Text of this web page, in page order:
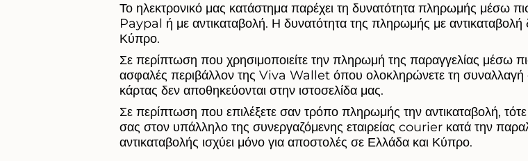
Το ηλεκτρονικό μας κατάστημα παρέχει τη δυνατότητα πληρωμής μέσω
Paypal ή με αντικαταβολή. Η δυνατότητα της πληρωμής με αντικαταβολή
Κύπρο.
Σε περίπτωση που χρησιμοποιείτε την πληρωμή της παραγγελίας μέσω
ασφαλές περιβάλλον της Viva Wallet όπου ολοκληρώνετε τη συναλλαγή
κάρτας δεν αποθηκεύονται στην ιστοσελίδα μας.
Σε περίπτωση που επιλέξετε σαν τρόπο πληρωμής την αντικαταβολή,
σας στον υπάλληλο της συνεργαζόμενης εταιρείας courier κατά την
αντικαταβολής ισχύει μόνο για αποστολές σε Ελλάδα και Κύπρο.